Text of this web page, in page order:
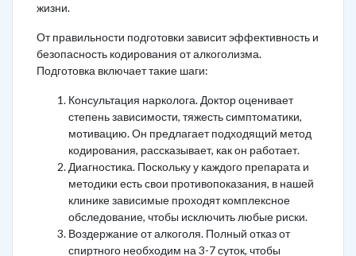
жизни.
От правильности подготовки зависит эффективность и
безопасность кодирования от алкоголизма.
Подготовка включает такие шаги:
Консультация нарколога. Доктор оценивает
степень зависимости, тяжесть симптоматики,
мотивацию. Он предлагает подходящий метод
кодирования, рассказывает, как он работает.
Диагностика. Поскольку у каждого препарата и
методики есть свои противопоказания, в нашей
клинике зависимые проходят комплексное
обследование, чтобы исключить любые риски.
Воздержание от алкоголя. Полный отказ от
спиртного необходим на 3-7 суток, чтобы